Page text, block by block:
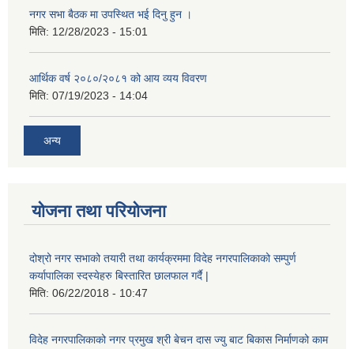
नगर सभा बैठक मा उपस्थित भई दिनु हुन ।
मिति: 12/28/2023 - 15:01
आर्थिक वर्ष २०८०/२०८१ को आय व्यय विवरण
मिति: 07/19/2023 - 14:04
अन्य
योजना तथा परियोजना
दोश्रो नगर सभाको तयारी तथा कार्यक्रममा विदेह नगरपालिकाको सम्पुर्ण
कर्यापालिका स्दस्येहरु बिस्तारित छालफाल गर्दै |
मिति: 06/22/2018 - 10:47
विदेह नगरपालिकाको नगर प्रमुख श्री बेचन दास ज्यु बाट बिकास निर्माणको काम